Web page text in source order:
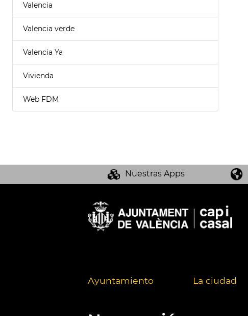
Valencia
Valencia verde
Valencia Ya
Vivienda
Web FDM
Nuestras Apps
Ayuntamiento La ciudad